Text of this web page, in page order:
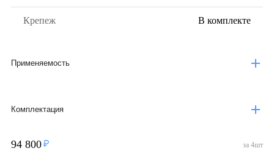
Крепеж В комплекте
Применяемость
Комплектация
94 800 за 4шт